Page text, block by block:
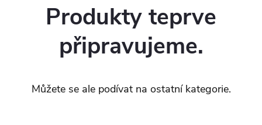
Produkty teprve
připravujeme.
Můžete se ale podívat na ostatní kategorie.